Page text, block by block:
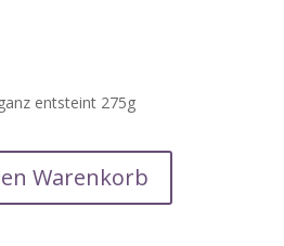
entsteint 275g
Warenkorb